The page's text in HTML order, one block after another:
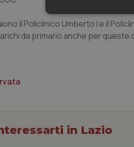
il Policlinico Umberto I e il
da primario anche per
in Lazio
Nome